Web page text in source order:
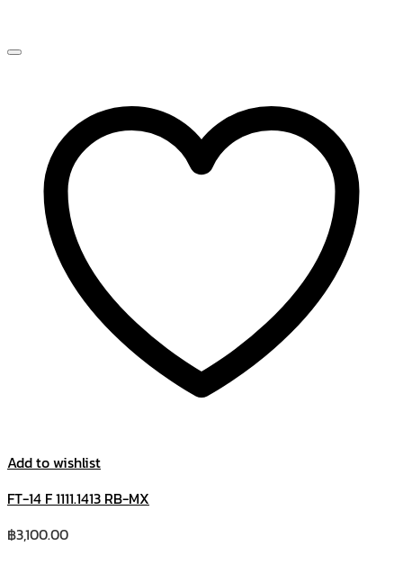
Add to wishlist
FT-14 F 1111.1413 RB-MX
฿3,100.00